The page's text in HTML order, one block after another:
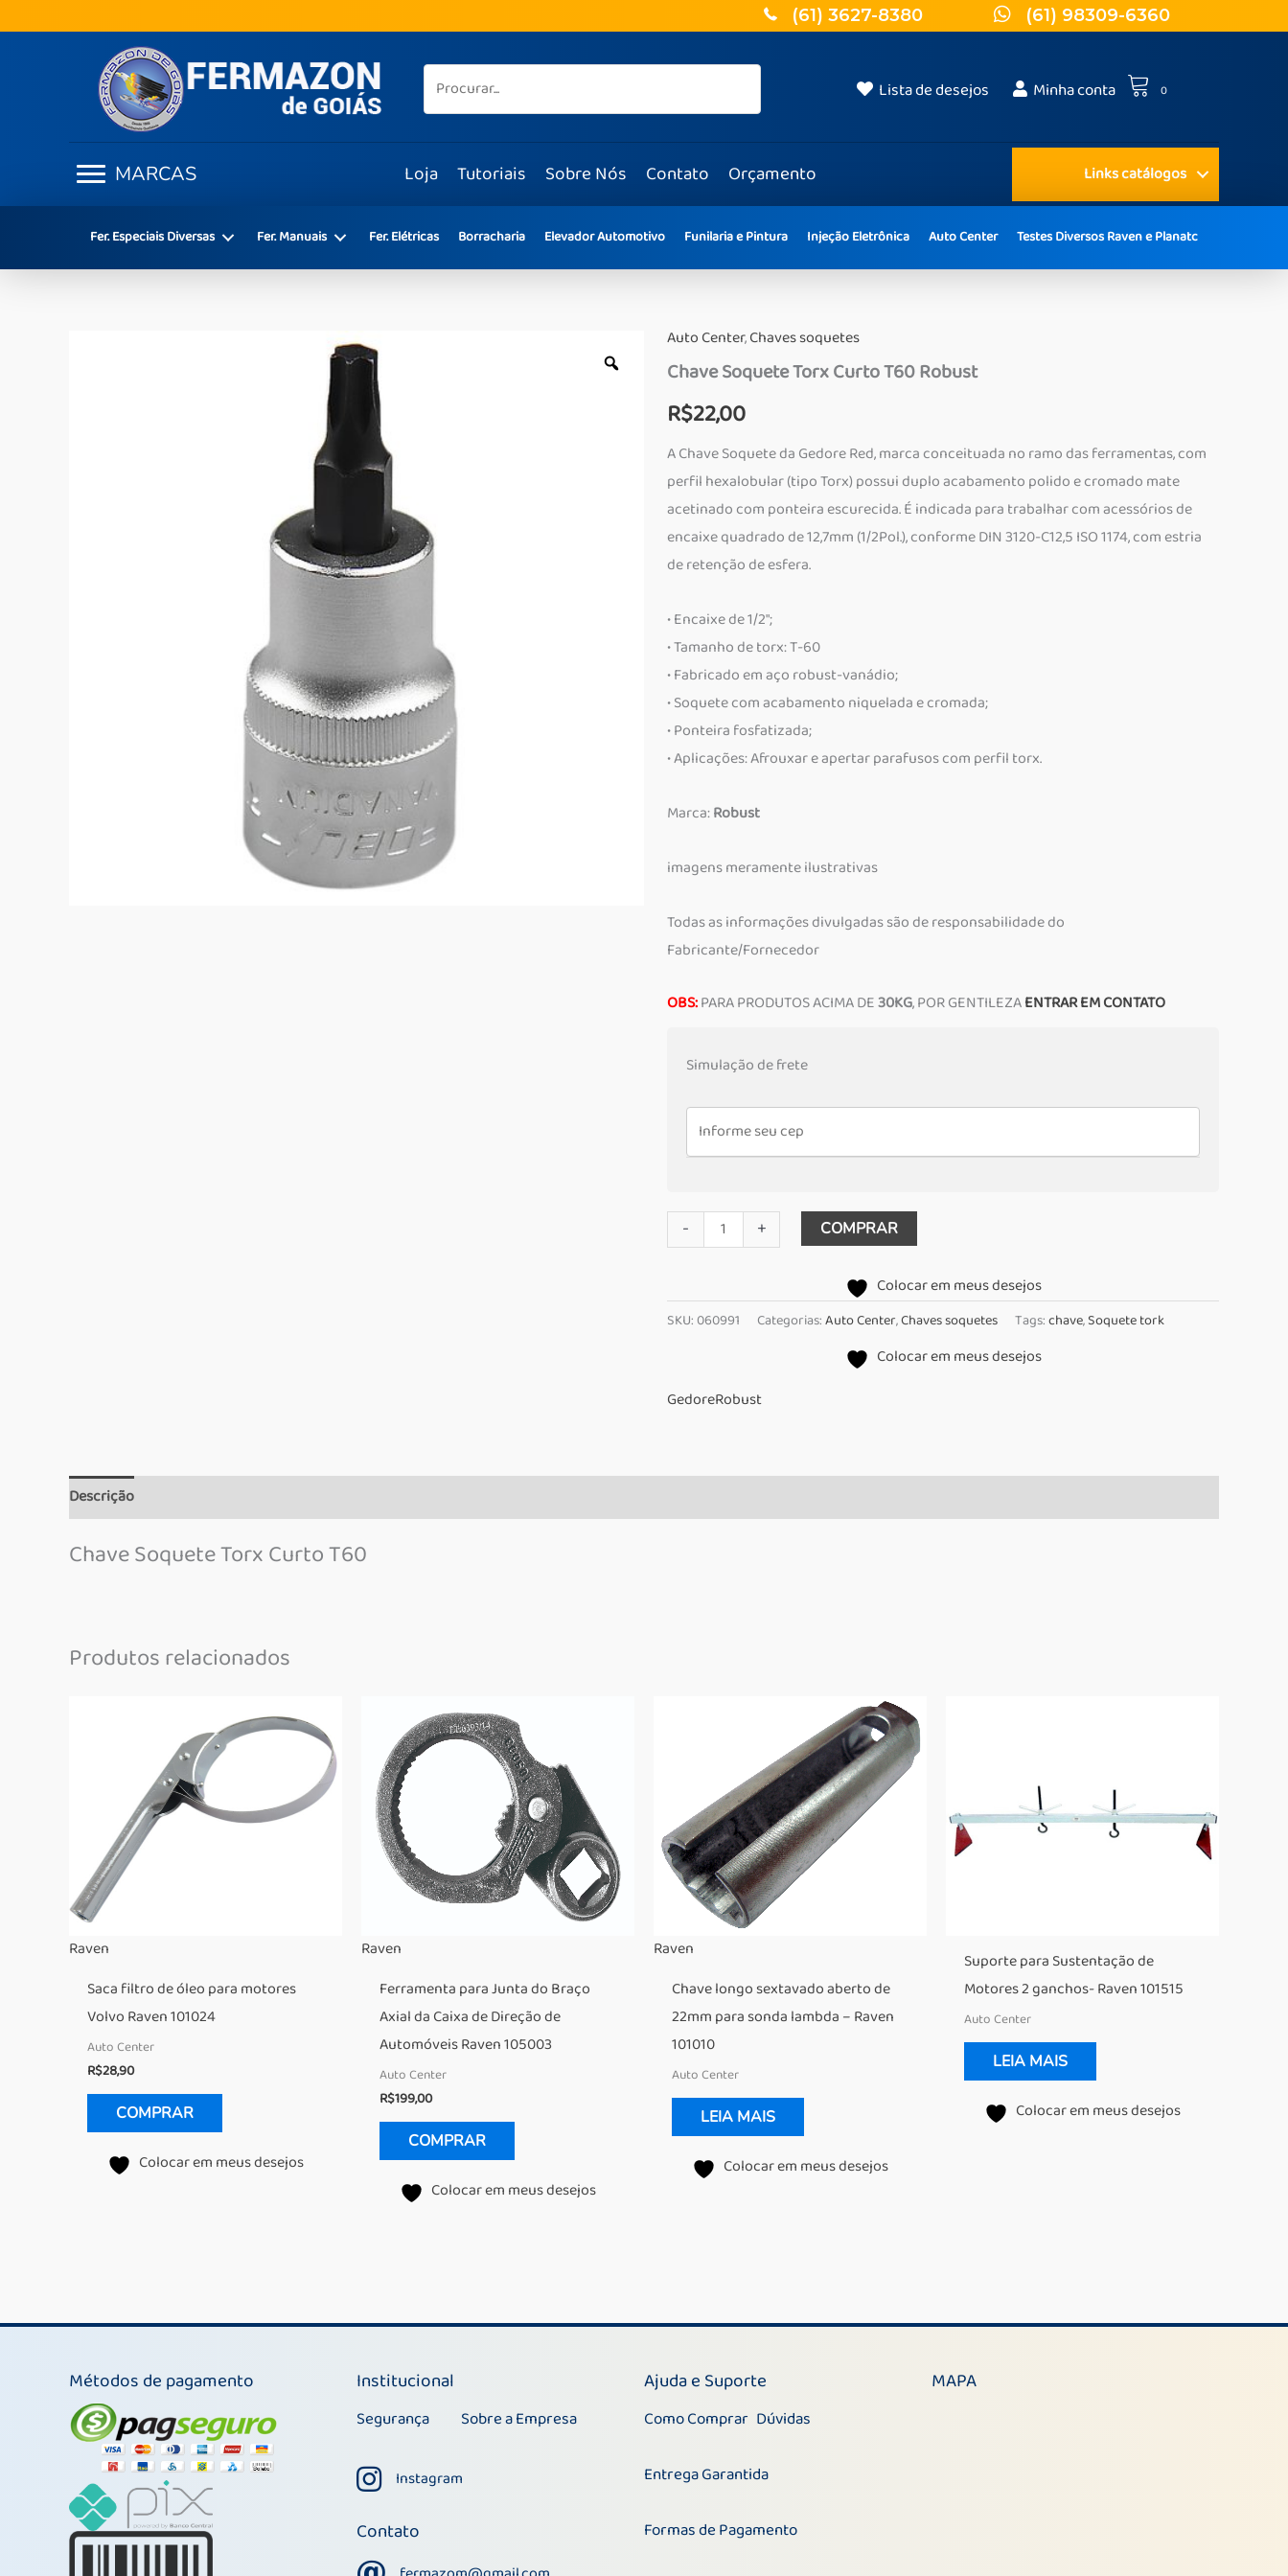
para
(61) 3627-8380 (61) 98309-6360
Lista de desejos Minha conta 0
MARCAS Loja Tutoriais Sobre Nós Contato Orçamento Links catálogos
Fer. Especiais Diversas Fer. Manuais Fer. Elétricas Borracharia Elevador Automotivo Funilaria e Pintura Injeção Eletrônica Auto Center Testes Diversos Raven e Planatc
Auto Center,Chaves soquetes
Chave Soquete Torx Curto T60 Robust
R$22,00
A Chave Soquete da Gedore Red, marca conceituada no ramo das ferramentas, com
perfil hexalobular (tipo Torx) possui duplo acabamento polido e cromado mate
acetinado com ponteira escurecida. É indicada para trabalhar com acessórios de
encaixe quadrado de 12,7mm (1/2Pol.), conforme DIN 3120-C12,5 ISO 1174, com estria
de retenção de esfera.
• Encaixe de 1/2″;
• Tamanho de torx: T-60
• Fabricado em aço robust-vanádio;
• Soquete com acabamento niquelada e cromada;
• Ponteira fosfatizada;
• Aplicações: Afrouxar e apertar parafusos com perfil torx.
Marca:Robust
imagens meramente ilustrativas
Todas as informações divulgadas são de responsabilidade do
Fabricante/Fornecedor
OBS:PARA PRODUTOS ACIMA DE30KG, POR GENTILEZAENTRAR EM CONTATO
Simulação de frete
-
Chave
Soquete
Curto
quantidade
+ COMPRAR
Colocar em meus desejos
SKU:060991 Categorias:Auto Center,Chaves soquetes Tags:chave,Soquete tork
Colocar em meus desejos
GedoreRobust
Descrição
Chave Soquete Torx Curto T60
Produtos relacionados
Raven
Saca filtro de óleo para motores
Volvo Raven 101024
Auto Center
R$28,90
COMPRAR
Colocar em meus desejos
Raven
Ferramenta para Junta do Braço
Axial da Caixa de Direção de
Automóveis Raven 105003
Auto Center
R$199,00
COMPRAR
Colocar em meus desejos
Raven
Chave longo sextavado aberto de
22mm para sonda lambda – Raven
101010
Auto Center
LEIA MAIS
Colocar em meus desejos
Suporte para Sustentação de
Motores 2 ganchos- Raven 101515
Auto Center
LEIA MAIS
Colocar em meus desejos
Métodos de pagamento Institucional
Segurança Sobre a Empresa
InstagramInstagram
Contato
Ajuda e Suporte
Como Comprar Dúvidas
Entrega Garantida
Formas de Pagamento
MAPA